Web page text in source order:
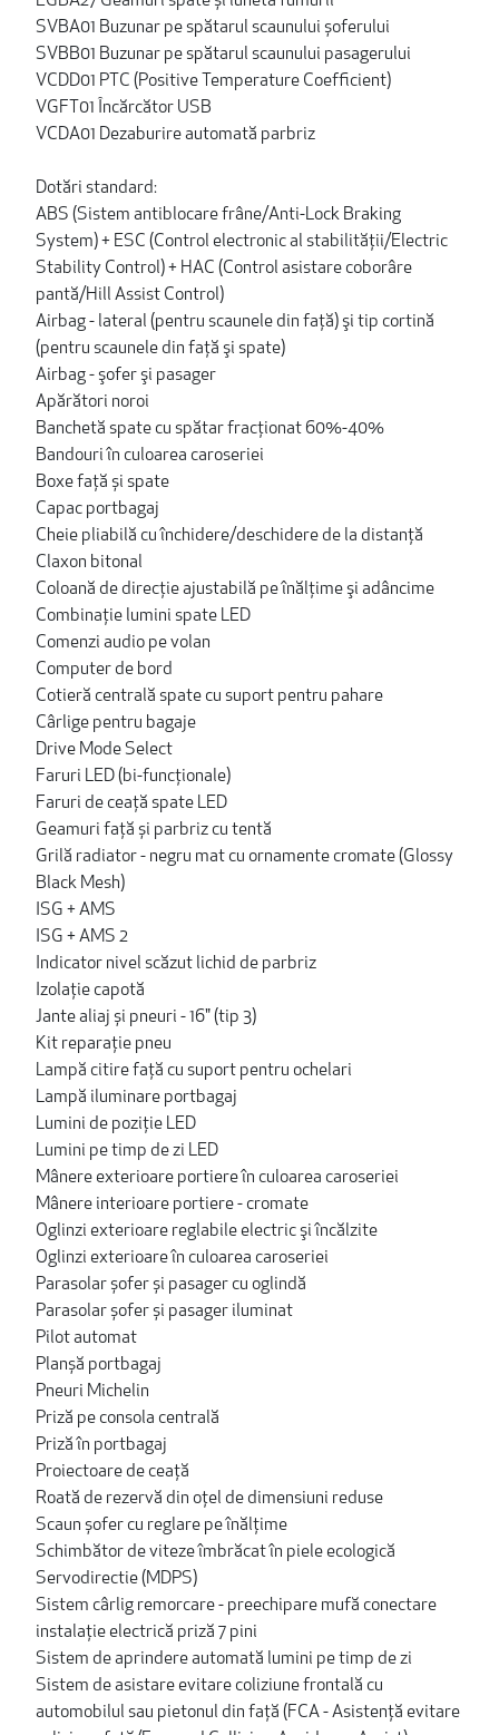
SVBA01 Buzunar pe spătarul scaunului șoferului
SVBB01 Buzunar pe spătarul scaunului pasagerului
VCDD01 PTC (Positive Temperature Coefﬁcient)
VGFT01 Încărcător USB
VCDA01 Dezaburire automată parbriz
Dotări standard:
ABS (Sistem antiblocare frâne/Anti-Lock Braking
System) + ESC (Control electronic al stabilităţii/Electric
Stability Control) + HAC (Control asistare coborâre
pantă/Hill Assist Control)
Airbag - lateral (pentru scaunele din faţă) şi tip cortină
(pentru scaunele din faţă şi spate)
Airbag - şofer şi pasager
Apărători noroi
Banchetă spate cu spătar fracţionat 60%-40%
Bandouri în culoarea caroseriei
Boxe față și spate
Capac portbagaj
Cheie pliabilă cu închidere/deschidere de la distanță
Claxon bitonal
Coloană de direcţie ajustabilă pe înălţime şi adâncime
Combinație lumini spate LED
Comenzi audio pe volan
Computer de bord
Cotieră centrală spate cu suport pentru pahare
Cârlige pentru bagaje
Drive Mode Select
Faruri LED (bi-funcționale)
Faruri de ceață spate LED
Geamuri față și parbriz cu tentă
Grilă radiator - negru mat cu ornamente cromate (Glossy
Black Mesh)
ISG + AMS
ISG + AMS 2
Indicator nivel scăzut lichid de parbriz
Izolaţie capotă
Jante aliaj și pneuri - 16" (tip 3)
Kit reparaţie pneu
Lampă citire faţă cu suport pentru ochelari
Lampă iluminare portbagaj
Lumini de poziție LED
Lumini pe timp de zi LED
Mânere exterioare portiere în culoarea caroseriei
Mânere interioare portiere - cromate
Oglinzi exterioare reglabile electric şi încălzite
Oglinzi exterioare în culoarea caroseriei
Parasolar șofer și pasager cu oglindă
Parasolar șofer și pasager iluminat
Pilot automat
Planșă portbagaj
Pneuri Michelin
Priză pe consola centrală
Priză în portbagaj
Proiectoare de ceață
Roată de rezervă din oţel de dimensiuni reduse
Scaun șofer cu reglare pe înălțime
Schimbător de viteze îmbrăcat în piele ecologică
Servodirectie (MDPS)
Sistem cârlig remorcare - preechipare mufă conectare
instalaţie electrică priză 7 pini
Sistem de aprindere automată lumini pe timp de zi
Sistem de asistare evitare coliziune frontală cu
automobilul sau pietonul din față (FCA - Asistență evitare